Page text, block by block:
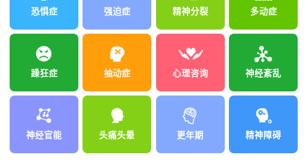
恐惧症 强迫症 精神分裂 多动症
躁狂症 抽动症 心理咨询 神经紊乱
神经官能 头痛头晕 更年期 精神障碍